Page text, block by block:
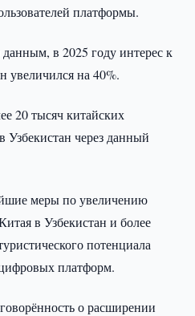
платформы.
в 2025 году интерес к
увеличился на 40%.
20 тысяч китайских
Узбекистан через данный
меры по увеличению
в Узбекистан и более
потенциала
платформ.
о расширении